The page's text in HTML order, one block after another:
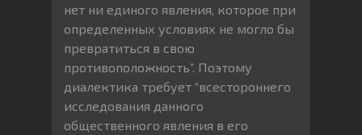
нет ни единого явления, которое при
определенных условиях не могло бы
превратиться в свою
противоположность”. Поэтому
диалектика требует “всестороннего
исследования данного
общественного явления в его